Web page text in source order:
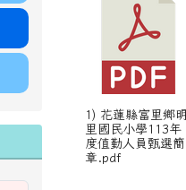
1) 花蓮縣富里鄉明
里國民小學113年
度值勤人員甄選簡
章.pdf